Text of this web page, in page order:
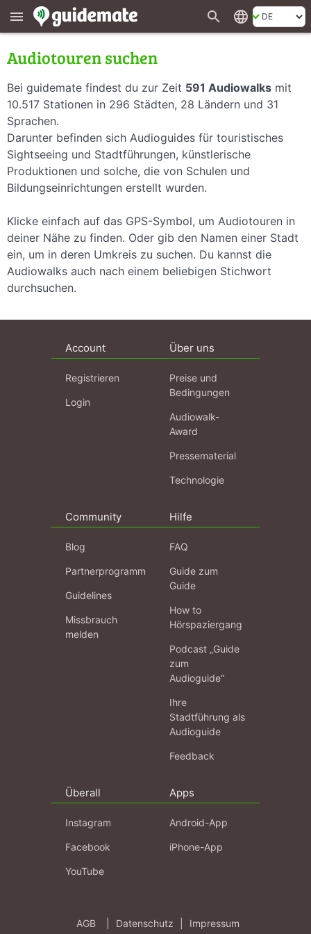
menu search language
Audiotouren suchen
Bei guidemate findest du zur Zeit 591 Audiowalks mit
10.517 Stationen in 296 Städten, 28 Ländern und 31
Sprachen.
Darunter befinden sich Audioguides für touristisches
Sightseeing und Stadtführungen, künstlerische
Produktionen und solche, die von Schulen und
Bildungseinrichtungen erstellt wurden.
Klicke einfach auf das GPS-Symbol, um Audiotouren in
deiner Nähe zu finden. Oder gib den Namen einer Stadt
ein, um in deren Umkreis zu suchen. Du kannst die
Audiowalks auch nach einem beliebigen Stichwort
durchsuchen.
Account
Registrieren
Login
Über uns
Preise und
Bedingungen
Audiowalk-
Award
Pressematerial
Technologie
Community
Blog
Partnerprogramm
Guidelines
Missbrauch
melden
Hilfe
FAQ
Guide zum
Guide
How to
Hörspaziergang
Podcast „Guide
zum
Audioguide“
Ihre
Stadtführung als
Audioguide
Feedback
Überall
Instagram
Facebook
YouTube
Apps
Android-App
iPhone-App
AGB Datenschutz Impressum